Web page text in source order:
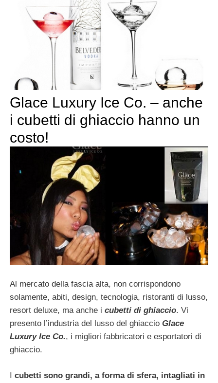
Glace Luxury Ice Co. – anche
i cubetti di ghiaccio hanno un
costo!
Al mercato della fascia alta, non corrispondono
solamente, abiti, design, tecnologia, ristoranti di lusso,
resort deluxe, ma anche i cubetti di ghiaccio. Vi
presento l’industria del lusso del ghiaccio Glace
Luxury Ice Co., i migliori fabbricatori e esportatori di
ghiaccio.
I cubetti sono grandi, a forma di sfera, intagliati in